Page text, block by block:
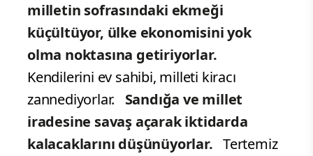
milletin sofrasındaki ekmeği
küçültüyor, ülke ekonomisini yok
olma noktasına getiriyorlar.
Kendilerini ev sahibi, milleti kiracı
zannediyorlar. Sandığa ve millet
iradesine savaş açarak iktidarda
kalacaklarını düşünüyorlar. Tertemiz